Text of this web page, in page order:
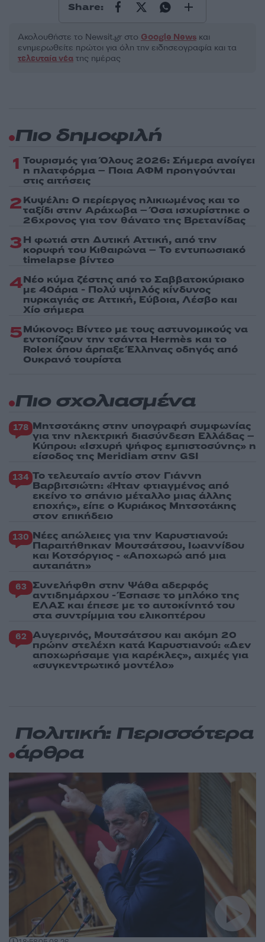
Share:
Ακολουθήστε το Νewsit.gr στο Google News και
ενημερωθείτε πρώτοι για όλη την ειδησεογραφία και τα
τελευταία νέα της ημέρας
Πιο δημοφιλή
1 Τουρισμός για Όλους 2026: Σήμερα ανοίγει
η πλατφόρμα – Ποια ΑΦΜ προηγούνται
στις αιτήσεις
2Κυψέλη: Ο περίεργος ηλικιωμένος και το
ταξίδι στην Αράχωβα – Όσα ισχυρίστηκε ο
26χρονος για τον θάνατο της Βρετανίδας
3Η φωτιά στη Δυτική Αττική, από την
κορυφή του Κιθαιρώνα – Το εντυπωσιακό
timelapse βίντεο
4Νέο κύμα ζέστης από το Σαββατοκύριακο
με 40άρια - Πολύ υψηλός κίνδυνος
πυρκαγιάς σε Αττική, Εύβοια, Λέσβο και
Χίο σήμερα
5Μύκονος: Βίντεο με τους αστυνομικούς να
εντοπίζουν την τσάντα Hermès και το
Rolex όπου άρπαξε Έλληνας οδηγός από
Ουκρανό τουρίστα
Πιο σχολιασμένα
178 Μητσοτάκης στην υπογραφή συμφωνίας
για την ηλεκτρική διασύνδεση Ελλάδας –
Κύπρου: «Ισχυρή ψήφος εμπιστοσύνης» η
είσοδος της Meridiam στην GSI
134 Το τελευταίο αντίο στον Γιάννη
Βαρβιτσιώτη: «Ήταν φτιαγμένος από
εκείνο το σπάνιο μέταλλο μιας άλλης
εποχής», είπε ο Κυριάκος Μητσοτάκης
στον επικήδειο
130 Νέες απώλειες για την Καρυστιανού:
Παραιτήθηκαν Μουτσάτσου, Ιωαννίδου
και Κοτσόργιος - «Αποχωρώ από μια
αυταπάτη»
63 Συνελήφθη στην Ψάθα αδερφός
αντιδημάρχου - Έσπασε το μπλόκο της
ΕΛΑΣ και έπεσε με το αυτοκίνητό του
στα συντρίμμια του ελικοπτέρου
62 Αυγερινός, Μουτσάτσου και ακόμη 20
πρώην στελέχη κατά Καρυστιανού: «Δεν
αποχωρήσαμε για καρέκλες», αιχμές για
«συγκεντρωτικό μοντέλο»
Πολιτική: Περισσότερα
άρθρα